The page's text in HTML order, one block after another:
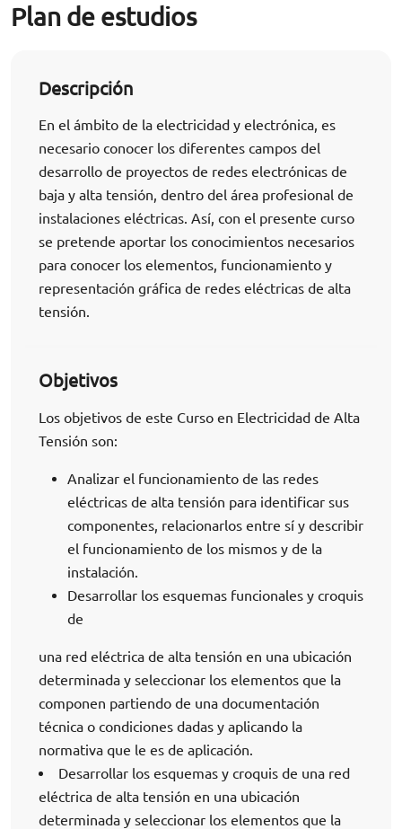
Plan de estudios
Descripción
En el ámbito de la electricidad y electrónica, es
necesario conocer los diferentes campos del
desarrollo de proyectos de redes electrónicas de
baja y alta tensión, dentro del área profesional de
instalaciones eléctricas. Así, con el presente curso
se pretende aportar los conocimientos necesarios
para conocer los elementos, funcionamiento y
representación gráfica de redes eléctricas de alta
tensión.
Objetivos
Los objetivos de este Curso en Electricidad de Alta
Tensión son:
Analizar el funcionamiento de las redes
eléctricas de alta tensión para identificar sus
componentes, relacionarlos entre sí y describir
el funcionamiento de los mismos y de la
instalación.
Desarrollar los esquemas funcionales y croquis
de
una red eléctrica de alta tensión en una ubicación
determinada y seleccionar los elementos que la
componen partiendo de una documentación
técnica o condiciones dadas y aplicando la
normativa que le es de aplicación.
Desarrollar los esquemas y croquis de una red
eléctrica de alta tensión en una ubicación
determinada y seleccionar los elementos que la